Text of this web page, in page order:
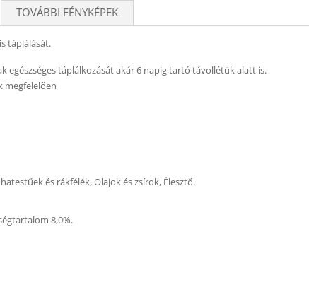
TOVÁBBI FÉNYKÉPEK
táplálását.
egészséges táplálkozását akár 6 napig tartó távollétük alatt is.
megfelelően
és rákfélék, Olajok és zsírok, Élesztő.
8,0%.